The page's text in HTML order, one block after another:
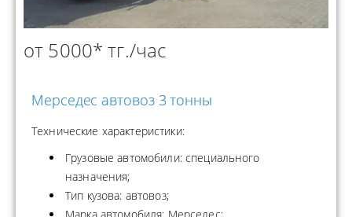
от 5000* тг./час
Мерседес автовоз 3 тонны
Технические характеристики:
Грузовые автомобили: специального
назначения;
Тип кузова: автовоз;
Марка автомобиля: Мерседес;